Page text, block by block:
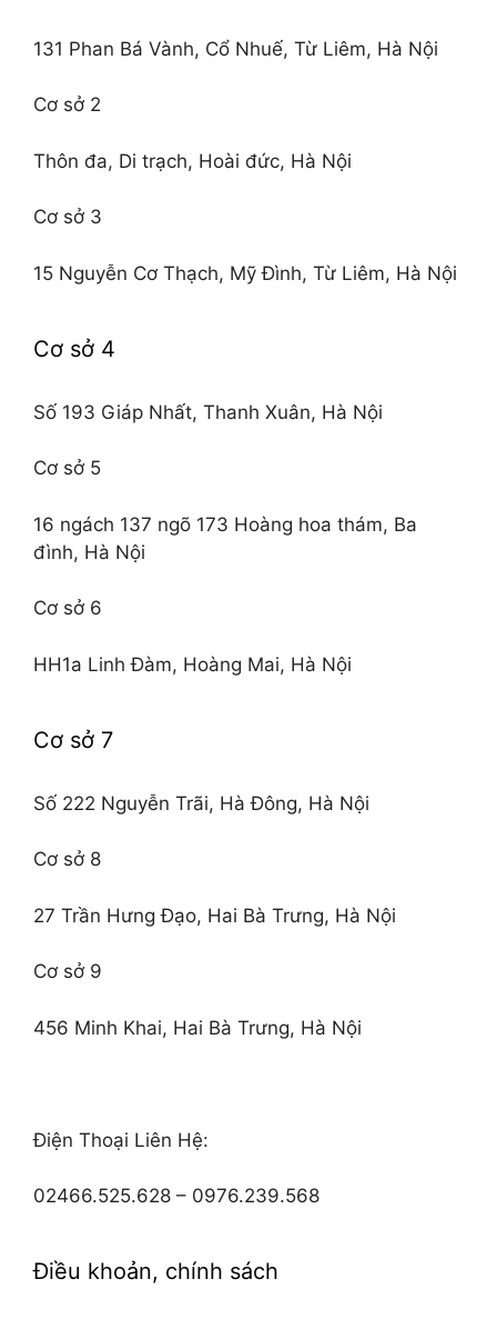
131 Phan Bá Vành, Cổ Nhuế, Từ Liêm, Hà Nội
Cơ sở 2
Thôn đa, Di trạch, Hoài đức, Hà Nội
Cơ sở 3
15 Nguyễn Cơ Thạch, Mỹ Đình, Từ Liêm, Hà Nội
Cơ sở 4
Số 193 Giáp Nhất, Thanh Xuân, Hà Nội
Cơ sở 5
16 ngách 137 ngõ 173 Hoàng hoa thám, Ba
đình, Hà Nội
Cơ sở 6
HH1a Linh Đàm, Hoàng Mai, Hà Nội
Cơ sở 7
Số 222 Nguyễn Trãi, Hà Đông, Hà Nội
Cơ sở 8
27 Trần Hưng Đạo, Hai Bà Trưng, Hà Nội
Cơ sở 9
456 Minh Khai, Hai Bà Trưng, Hà Nội
Điện Thoại Liên Hệ:
02466.525.628 – 0976.239.568
Điều khoản, chính sách